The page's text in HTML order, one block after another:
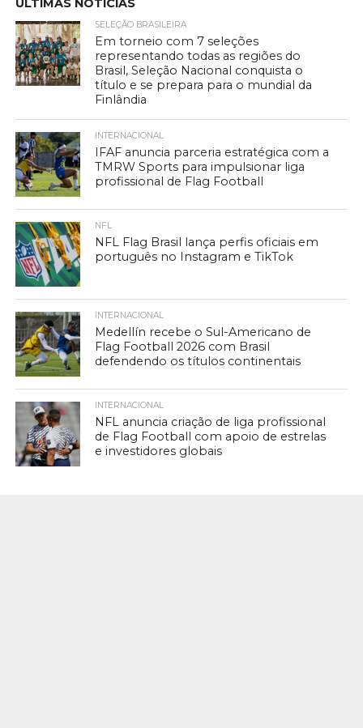
ÚLTIMAS NOTÍCIAS
SELEÇÃO BRASILEIRA
Em torneio com 7 seleções
representando todas as regiões do
Brasil, Seleção Nacional conquista o
título e se prepara para o mundial da
Finlândia
INTERNACIONAL
IFAF anuncia parceria estratégica com a
TMRW Sports para impulsionar liga
profissional de Flag Football
NFL
NFL Flag Brasil lança perfis oficiais em
português no Instagram e TikTok
INTERNACIONAL
Medellín recebe o Sul-Americano de
Flag Football 2026 com Brasil
defendendo os títulos continentais
INTERNACIONAL
NFL anuncia criação de liga profissional
de Flag Football com apoio de estrelas
e investidores globais